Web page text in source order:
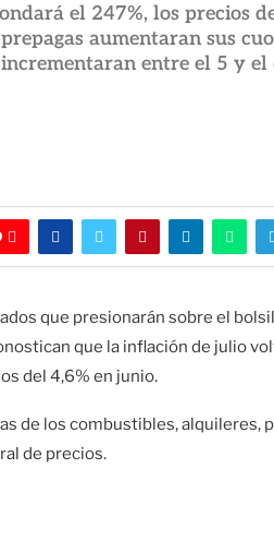
el 247%, los precios
aumentaran sus
entre el 5 y el
que presionarán sobre el
que la inflación de julio
del 4,6% en junio.
de los combustibles, alquileres,
de precios.